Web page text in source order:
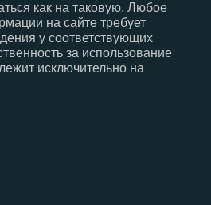
как на таковую. Любое
на сайте требует
у соответствующих
за использование
исключительно на